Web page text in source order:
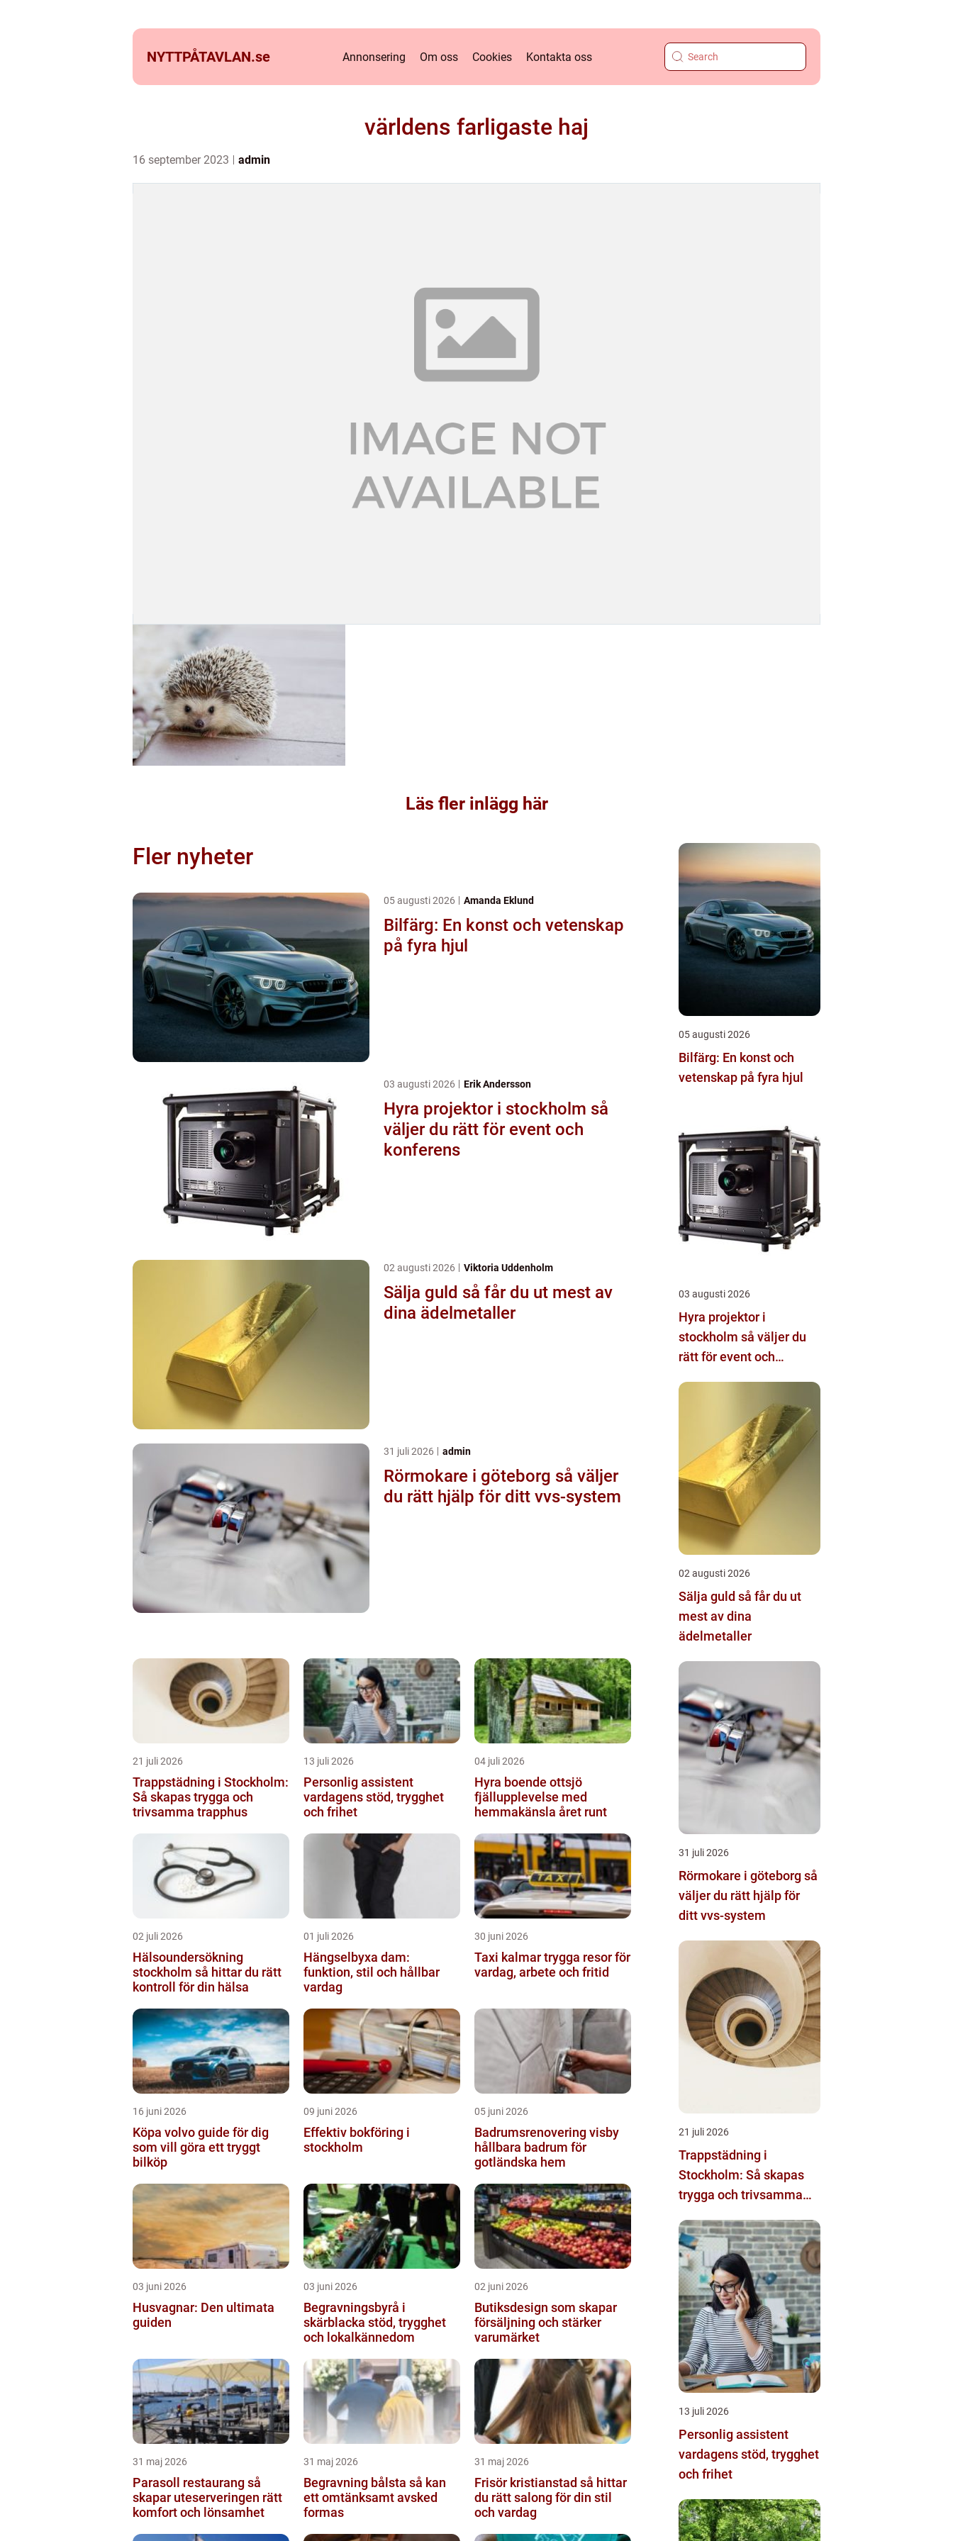
NYTTPÅTAVLAN.se Annonsering Om oss Cookies Kontakta oss
världens farligaste haj
16 september 2023 admin
Läs fler inlägg här
Fler nyheter
05 augusti 2026 Amanda Eklund
Bilfärg: En konst och vetenskap
på fyra hjul
03 augusti 2026 Erik Andersson
Hyra projektor i stockholm så
väljer du rätt för event och
konferens
02 augusti 2026 Viktoria Uddenholm
Sälja guld så får du ut mest av
dina ädelmetaller
31 juli 2026 admin
Rörmokare i göteborg så väljer
du rätt hjälp för ditt vvs-system
21 juli 2026
Trappstädning i Stockholm:
Så skapas trygga och
trivsamma trapphus
13 juli 2026
Personlig assistent
vardagens stöd, trygghet
och frihet
04 juli 2026
Hyra boende ottsjö
fjällupplevelse med
hemmakänsla året runt
02 juli 2026
Hälsoundersökning
stockholm så hittar du rätt
kontroll för din hälsa
01 juli 2026
Hängselbyxa dam:
funktion, stil och hållbar
vardag
30 juni 2026
Taxi kalmar trygga resor för
vardag, arbete och fritid
16 juni 2026
Köpa volvo guide för dig
som vill göra ett tryggt
bilköp
09 juni 2026
Effektiv bokföring i
stockholm
05 juni 2026
Badrumsrenovering visby
hållbara badrum för
gotländska hem
03 juni 2026
Husvagnar: Den ultimata
guiden
03 juni 2026
Begravningsbyrå i
skärblacka stöd, trygghet
och lokalkännedom
02 juni 2026
Butiksdesign som skapar
försäljning och stärker
varumärket
31 maj 2026
Parasoll restaurang så
skapar uteserveringen rätt
komfort och lönsamhet
31 maj 2026
Begravning bålsta så kan
ett omtänksamt avsked
formas
31 maj 2026
Frisör kristianstad så hittar
du rätt salong för din stil
och vardag
05 augusti 2026
Bilfärg: En konst och
vetenskap på fyra hjul
03 augusti 2026
Hyra projektor i
stockholm så väljer du
rätt för event och
02 augusti 2026
Sälja guld så får du ut
mest av dina
ädelmetaller
31 juli 2026
Rörmokare i göteborg så
väljer du rätt hjälp för
ditt vvs-system
21 juli 2026
Trappstädning i
Stockholm: Så skapas
trygga och trivsamma
13 juli 2026
Personlig assistent
vardagens stöd, trygghet
och frihet